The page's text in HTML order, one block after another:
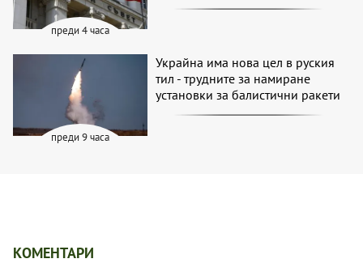
преди 4 часа
преди 9 часа
Украйна има нова цел в руския
тил - трудните за намиране
установки за балистични ракети
КОМЕНТАРИ